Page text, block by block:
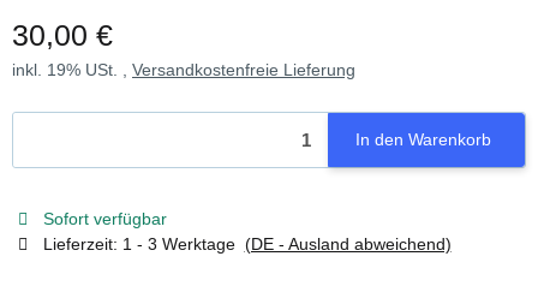
30,00 €
inkl. 19% USt. , Versandkostenfreie Lieferung
In den Warenkorb
Sofort verfügbar
Lieferzeit: 1 - 3 Werktage (DE - Ausland abweichend)